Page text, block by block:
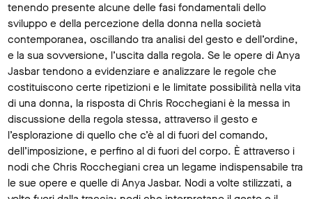
tenendo presente alcune delle fasi fondamentali dello
sviluppo e della percezione della donna nella società
contemporanea, oscillando tra analisi del gesto e dell’ordine,
e la sua sovversione, l’uscita dalla regola. Se le opere di Anya
Jasbar tendono a evidenziare e analizzare le regole che
costituiscono certe ripetizioni e le limitate possibilità nella vita
di una donna, la risposta di Chris Rocchegiani è la messa in
discussione della regola stessa, attraverso il gesto e
l’esplorazione di quello che c’è al di fuori del comando,
dell’imposizione, e perfino al di fuori del corpo. È attraverso i
nodi che Chris Rocchegiani crea un legame indispensabile tra
le sue opere e quelle di Anya Jasbar. Nodi a volte stilizzati, a